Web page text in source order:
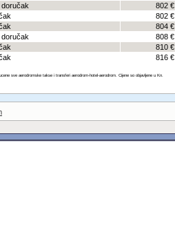
doručak 802 €
802 €
804 €
808 €
810 €
816 €
sve aerodromske takse i transferi aerodrom-hotel-aerodrom. Cijene so objavljene u Kn.